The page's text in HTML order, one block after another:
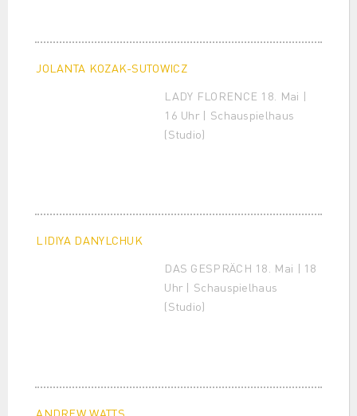
JOLANTA KOZAK-SUTOWICZ
LADY FLORENCE 18. Mai |
16 Uhr | Schauspielhaus
(Studio)
LIDIYA DANYLCHUK
DAS GESPRÄCH 18. Mai | 18
Uhr | Schauspielhaus
(Studio)
ANDREW WATTS